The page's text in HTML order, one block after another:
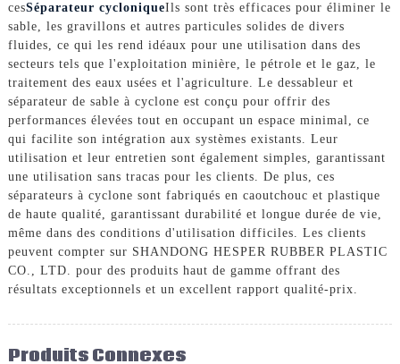
cesSéparateur cycloniqueIls sont très efficaces pour éliminer le
sable, les gravillons et autres particules solides de divers
fluides, ce qui les rend idéaux pour une utilisation dans des
secteurs tels que l'exploitation minière, le pétrole et le gaz, le
traitement des eaux usées et l'agriculture. Le dessableur et
séparateur de sable à cyclone est conçu pour offrir des
performances élevées tout en occupant un espace minimal, ce
qui facilite son intégration aux systèmes existants. Leur
utilisation et leur entretien sont également simples, garantissant
une utilisation sans tracas pour les clients. De plus, ces
séparateurs à cyclone sont fabriqués en caoutchouc et plastique
de haute qualité, garantissant durabilité et longue durée de vie,
même dans des conditions d'utilisation difficiles. Les clients
peuvent compter sur SHANDONG HESPER RUBBER PLASTIC
CO., LTD. pour des produits haut de gamme offrant des
résultats exceptionnels et un excellent rapport qualité-prix.
Produits Connexes